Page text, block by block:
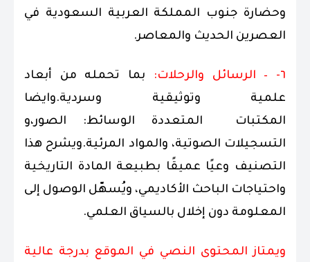
وحضارة جنوب المملكة العربية السعودية في
العصرين الحديث والمعاصر.
٦- – الرسائل والرحلات:
بما تحمله من أبعاد
علمية وتوثيقية وسردية.وايضا
المكتبات المتعددة الوسائط: الصور،و
التسجيلات الصوتية، والمواد المرئية.ويشرح هذا
التصنيف وعيًا عميقًا بطبيعة المادة التاريخية
واحتياجات الباحث الأكاديمي، ويُسهّل الوصول إلى
المعلومة دون إخلال بالسياق العلمي.
ويمتاز المحتوى النصي في الموقع بدرجة عالية